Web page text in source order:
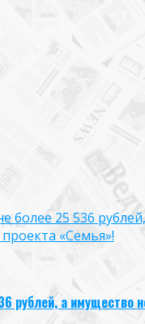
более 25 536
«Семья»!
рублей, а имущество